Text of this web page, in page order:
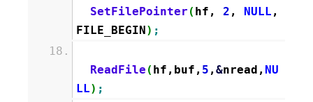
SetFilePointer ( hf, 2 , NULL ,
FILE_BEGIN) ;
ReadFile ( hf,buf, 5 , &nread, NU
LL) ;